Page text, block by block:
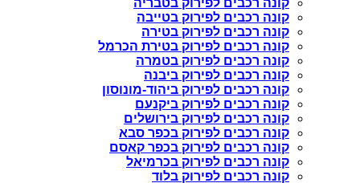
קונה רכבים לפירוק בטייבה
קונה רכבים לפירוק בטירה
קונה רכבים לפירוק בטירת הכרמל
קונה רכבים לפירוק בטמרה
קונה רכבים לפירוק ביבנה
קונה רכבים לפירוק ביהוד-מונוסון
קונה רכבים לפירוק ביקנעם
קונה רכבים לפירוק בירושלים
קונה רכבים לפירוק בכפר סבא
קונה רכבים לפירוק בכפר קאסם
קונה רכבים לפירוק בכרמיאל
קונה רכבים לפירוק בלוד